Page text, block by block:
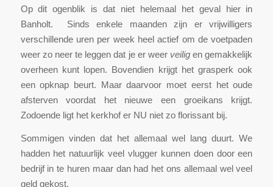
Op dit ogenblik is dat niet helemaal het geval hier in
Banholt. Sinds enkele maanden zijn er vrijwilligers
verschillende uren per week heel actief om de voetpaden
weer zo neer te leggen dat je er weer veilig en gemakkelijk
overheen kunt lopen. Bovendien krijgt het grasperk ook
een opknap beurt. Maar daarvoor moet eerst het oude
afsterven voordat het nieuwe een groeikans krijgt.
Zodoende ligt het kerkhof er NU niet zo florissant bij.
Sommigen vinden dat het allemaal wel lang duurt. We
hadden het natuurlijk veel vlugger kunnen doen door een
bedrijf in te huren maar dan had het ons allemaal wel veel
geld gekost.